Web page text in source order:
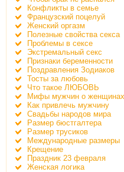
Конфликты в семье
Французский поцелуй
Женский оргазм
Полезные свойства секса
Проблемы в сексе
Экстремальный секс
Признаки беременности
Поздравления Зодиаков
Тосты за любовь
Что такое ЛЮБОВЬ
Мифы мужчин о женщинах
Как привлечь мужчину
Свадьбы народов мира
Размер бюстгалтера
Размер трусиков
Международные размеры
Крещение
Праздник 23 февраля
Женская логика